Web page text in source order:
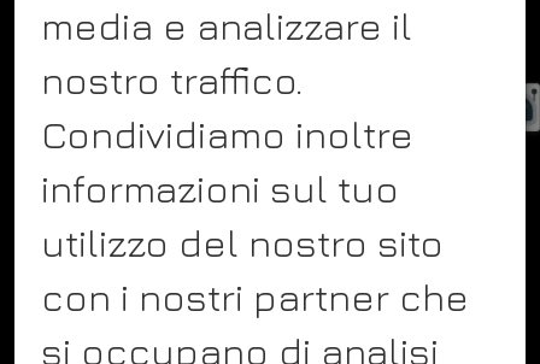
Blog
Contact
Service
FOLLOW US
media e analizzare il
nostro traffico.
Condividiamo inoltre
informazioni sul tuo
utilizzo del nostro sito
con i nostri partner che
si occupano di analisi